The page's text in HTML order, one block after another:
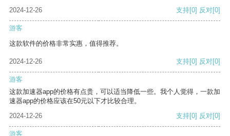
2024-12-26 支持[0] 反对[0]
游客
这款软件的价格非常实惠，值得推荐。
2024-12-26 支持[0] 反对[0]
游客
这款加速器app的价格有点贵，可以适当降低一些。我个人觉得，一款加
速器app的价格应该在50元以下才比较合理。
2024-12-26
支持[0] 反对[0]
游客